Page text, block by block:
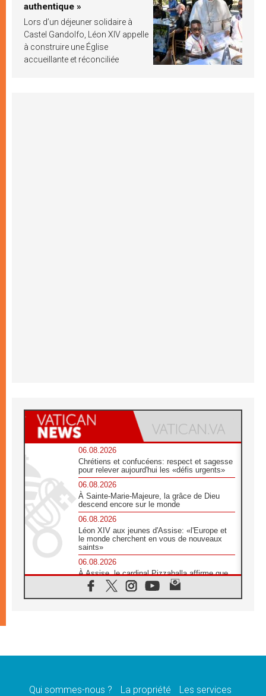
authentique »
Lors d’un déjeuner solidaire à
Castel Gandolfo, Léon XIV appelle
à construire une Église
accueillante et réconciliée
06.08.2026
Chrétiens et confucéens: respect et sagesse
pour relever aujourd'hui les «défis urgents»
06.08.2026
À Sainte-Marie-Majeure, la grâce de Dieu
descend encore sur le monde
06.08.2026
Léon XIV aux jeunes d'Assise: «l'Europe et
le monde cherchent en vous de nouveaux
saints»
06.08.2026
À Assise, le cardinal Pizzaballa affirme que
«les chrétiens veulent la paix»
06.08.2026
message de paix et de dignité humaine»
Qui sommes-nous ? La propriété Les services